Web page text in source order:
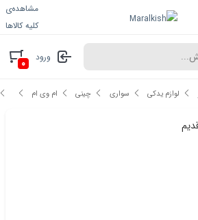
مشاهده‌ی
کلیه کالاها
ورود ۰
لوازم یدکی سواری چینی ام وی ام